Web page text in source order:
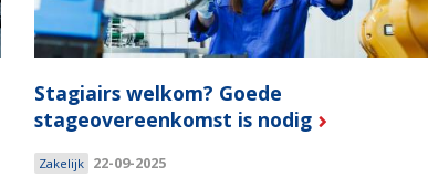
Stagiairs welkom? Goede
stageovereenkomst is nodig
Zakelijk 22-09-2025